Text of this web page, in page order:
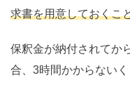
求書を用意しておくこ
保釈金が納付されてか
合、3時間かからないく